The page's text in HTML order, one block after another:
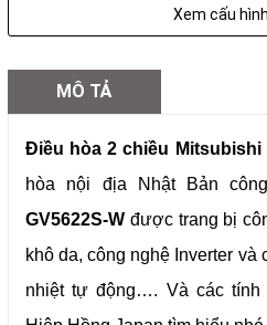
dàn nóng
sâu) – 34
Kích thước
dàn lạnh
799 x
sâu) –
Chiều dài
Xem cấu
MÔ TẢ
Điều hòa 2 chiều Mitsubishi
hòa nội địa Nhật Bản
GV5622S-W được trang bị
khô da, công nghệ Inverter và
nhiệt tự động…. Và các tính